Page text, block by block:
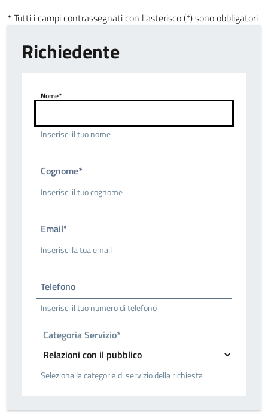
* Tutti i campi contrassegnati con l'asterisco (*) sono obbligatori
Richiedente
Nome*
Inserisci il tuo nome
Cognome*
Inserisci il tuo cognome
Email*
Inserisci la tua email
Telefono
Inserisci il tuo numero di telefono
Categoria Servizio*
Seleziona la categoria di servizio della richiesta